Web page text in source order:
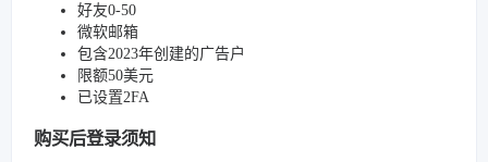
好友0-50
微软邮箱
包含2023年创建的广告户
限额50美元
已设置2FA
购买后登录须知